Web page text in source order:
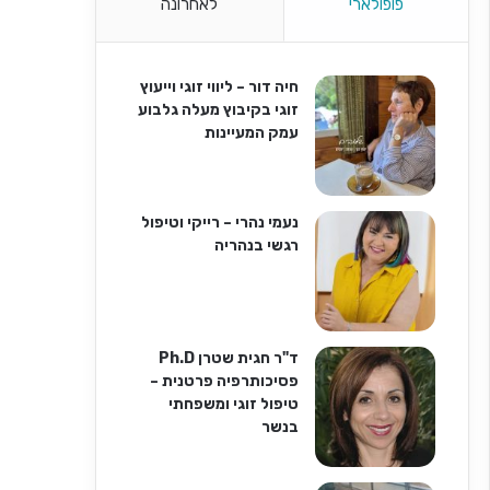
פופולארי לאחרונה
חיה דור – ליווי זוגי וייעוץ
זוגי בקיבוץ מעלה גלבוע
עמק המעיינות
נעמי נהרי – רייקי וטיפול
רגשי בנהריה
ד"ר חגית שטרן Ph.D
פסיכותרפיה פרטנית –
טיפול זוגי ומשפחתי
בנשר